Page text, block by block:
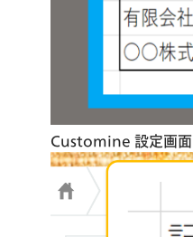
Customine 設定画面